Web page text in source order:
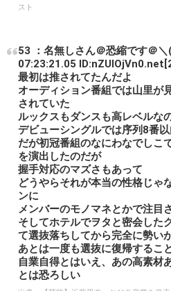
スト
53 ：名無しさん＠恐縮です＠
07:23:21.05
最初は推されてたんだよ
オーディション番組では山里が
されていた
ルックスもダンスも高レベルな
デビューシングルでは序列8番
だが初冠番組のなにわなでしこ
を演出したのだが
握手対応のマズさもあって
どうやらそれが本当の性格じゃ
ンに
メンバーのモノマネとかで注目
そしてホテルでヲタと密会した
て選抜落ちしてから完全に勢い
あとは一度も選抜に復帰するこ
自業自得とはいえ、あの高素材
とは恐ろしい